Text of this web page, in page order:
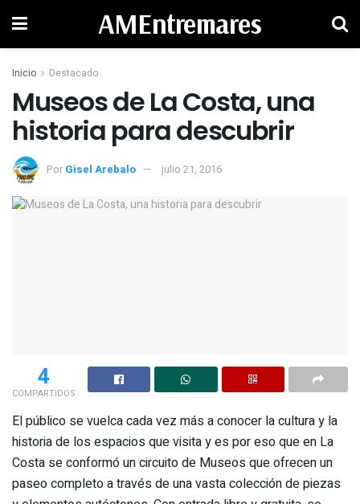
AMEntremares
Inicio Destacado
Museos de La Costa, una
historia para descubrir
Por Gisel Arebalo julio 21, 2016
4
COMPARTIDOS
El público se vuelca cada vez más a conocer la cultura y la
historia de los espacios que visita y es por eso que en La
Costa se conformó un circuito de Museos que ofrecen un
paseo completo a través de una vasta colección de piezas